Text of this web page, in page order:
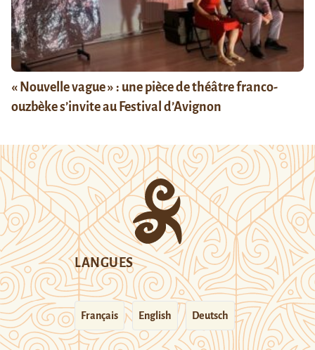
« Nouvelle vague » : une pièce de théâtre franco-
ouzbèke s’invite au Festival d’Avignon
LANGUES
Français English Deutsch